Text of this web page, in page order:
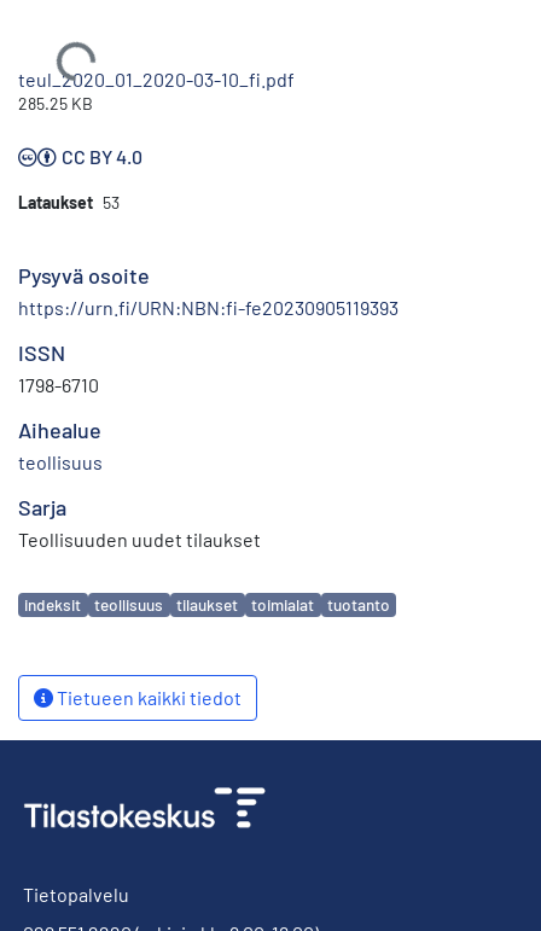
Ladataan...
teul_2020_01_2020-03-10_fi.pdf
285.25 KB
CC BY 4.0
Lataukset 53
Pysyvä osoite
https://urn.fi/URN:NBN:fi-fe20230905119393
ISSN
1798-6710
Aihealue
teollisuus
Sarja
Teollisuuden uudet tilaukset
Avainsanat
indeksit teollisuus tilaukset toimialat tuotanto
Tietueen kaikki tiedot
Tietopalvelu